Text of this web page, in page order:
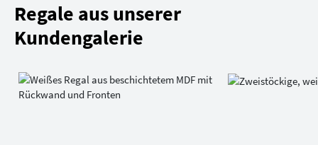
Regale aus unserer
Kundengalerie